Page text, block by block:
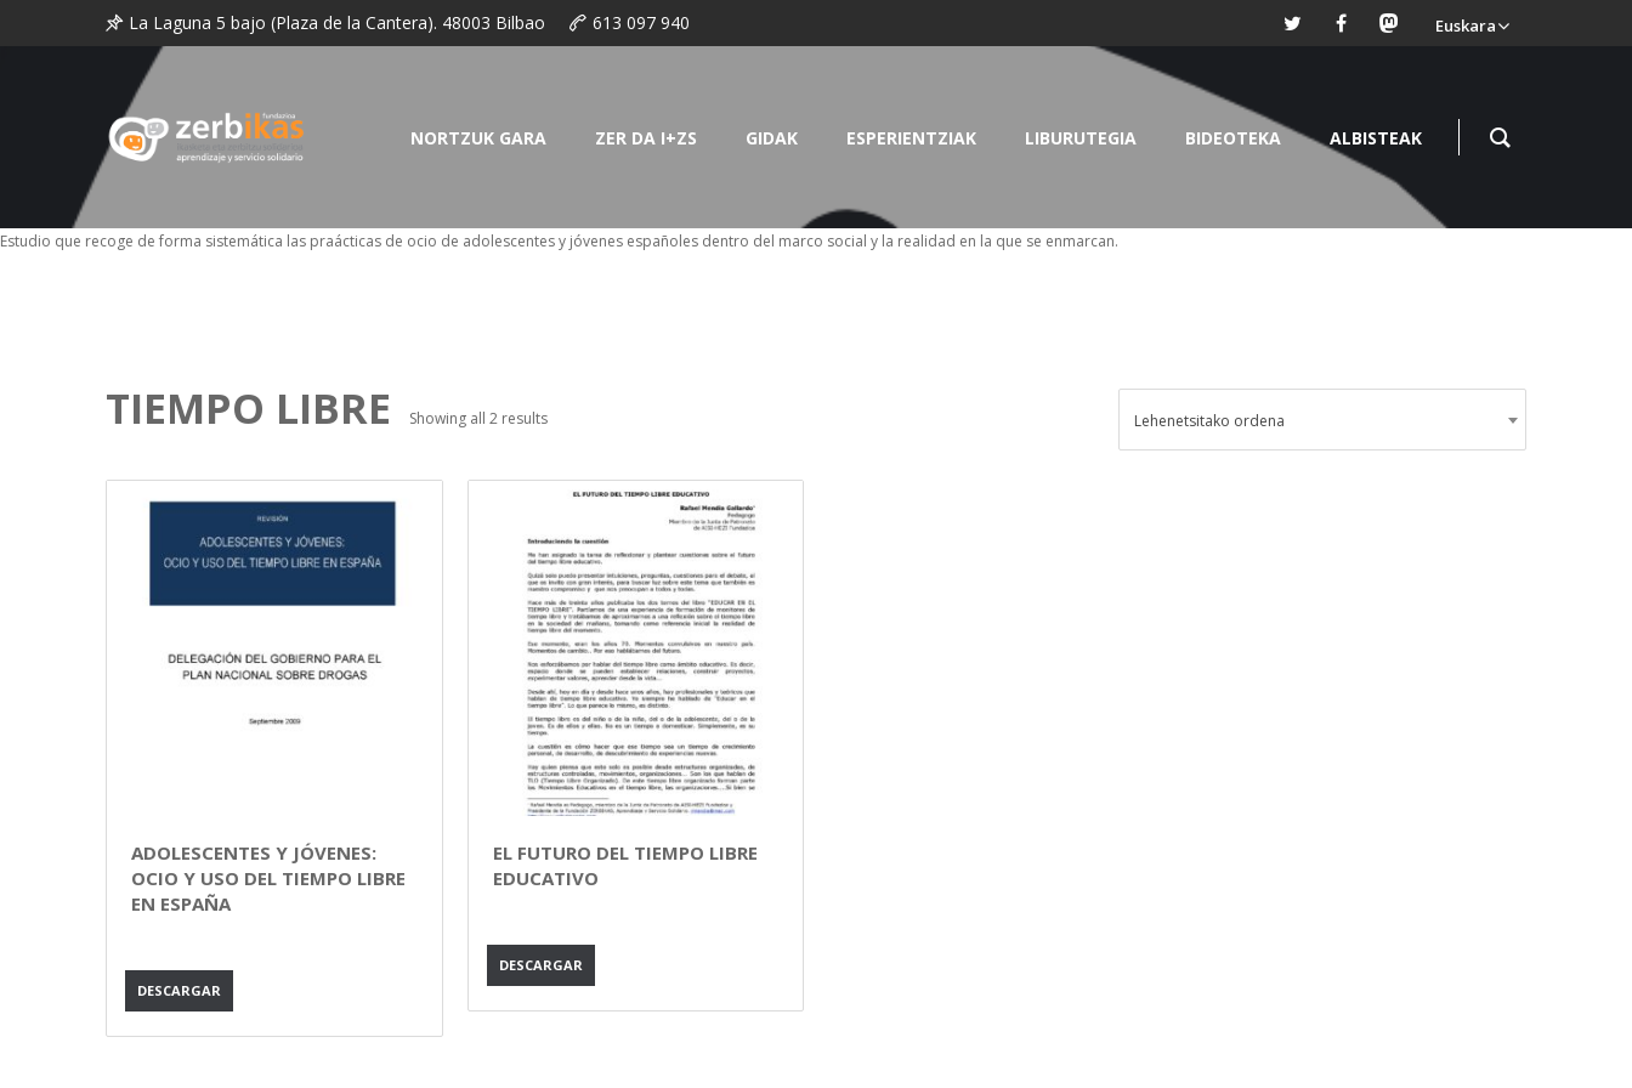
La Laguna 5 bajo (Plaza de la Cantera). 48003 Bilbao 613 097 940 Euskara
NORTZUK GARA ZER DA I+ZS GIDAK ESPERIENTZIAK LIBURUTEGIA BIDEOTEKA ALBISTEAK
Estudio que recoge de forma sistemática las praácticas de ocio de adolescentes y jóvenes españoles dentro del marco social y la realidad en la que se enmarcan.
TIEMPO LIBRE Showing all 2 results Lehenetsitako ordena
ADOLESCENTES Y JÓVENES:
OCIO Y USO DEL TIEMPO LIBRE
EN ESPAÑA
DESCARGAR
EL FUTURO DEL TIEMPO LIBRE
EDUCATIVO
DESCARGAR